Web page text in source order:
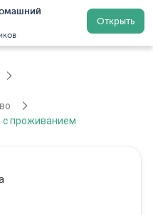
Открыть
Регистрация
c проживанием